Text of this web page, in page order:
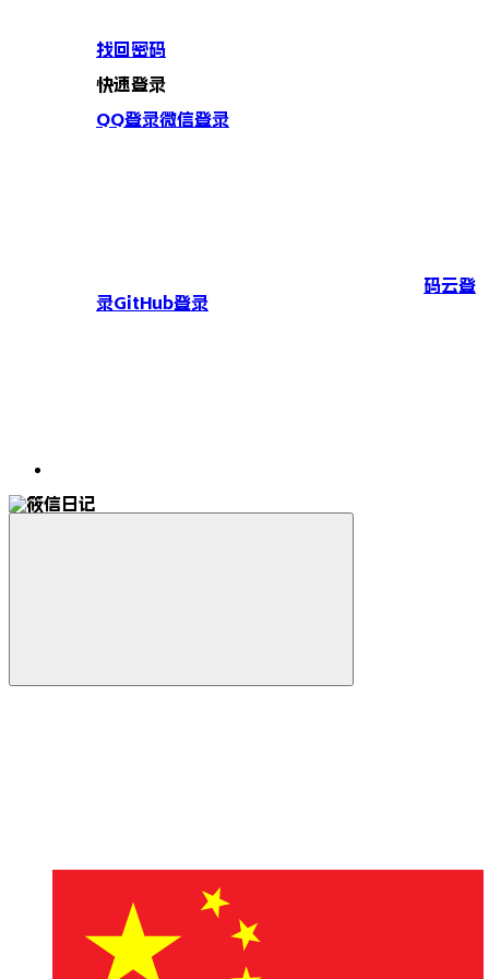
找回密码
快速登录
QQ登录微信登录
码云登
录GitHub登录